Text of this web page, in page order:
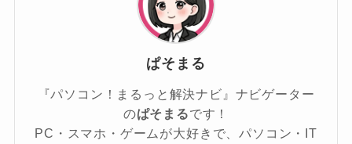
ぱそまる
『パソコン！まるっと解決ナビ』ナビゲーター
のぱそまるです！
PC・スマホ・ゲームが大好きで、パソコン・IT